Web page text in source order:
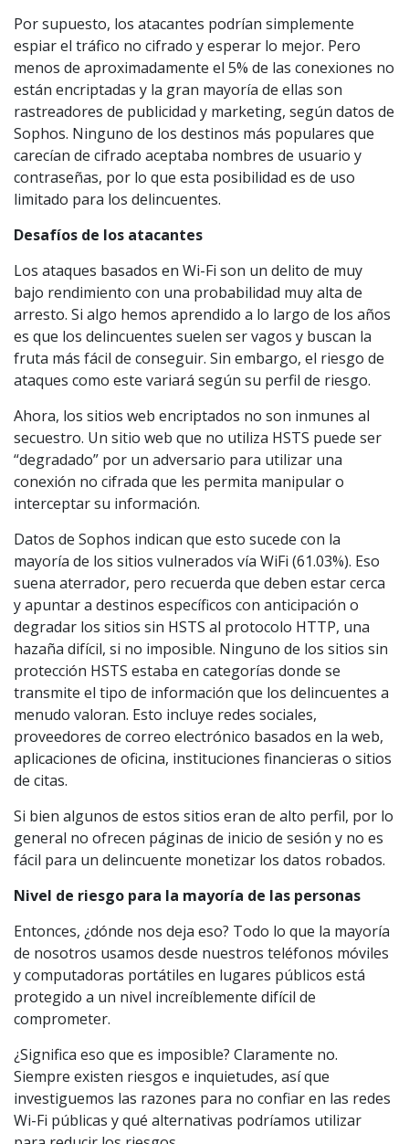
Por supuesto, los atacantes podrían simplemente
espiar el tráfico no cifrado y esperar lo mejor. Pero
menos de aproximadamente el 5% de las conexiones no
están encriptadas y la gran mayoría de ellas son
rastreadores de publicidad y marketing, según datos de
Sophos. Ninguno de los destinos más populares que
carecían de cifrado aceptaba nombres de usuario y
contraseñas, por lo que esta posibilidad es de uso
limitado para los delincuentes.
Desafíos de los atacantes
Los ataques basados ​​en Wi-Fi son un delito de muy
bajo rendimiento con una probabilidad muy alta de
arresto. Si algo hemos aprendido a lo largo de los años
es que los delincuentes suelen ser vagos y buscan la
fruta más fácil de conseguir. Sin embargo, el riesgo de
ataques como este variará según su perfil de riesgo.
Ahora, los sitios web encriptados no son inmunes al
secuestro. Un sitio web que no utiliza HSTS puede ser
“degradado” por un adversario para utilizar una
conexión no cifrada que les permita manipular o
interceptar su información.
Datos de Sophos indican que esto sucede con la
mayoría de los sitios vulnerados vía WiFi (61.03%). Eso
suena aterrador, pero recuerda que deben estar cerca
y apuntar a destinos específicos con anticipación o
degradar los sitios sin HSTS al protocolo HTTP, una
hazaña difícil, si no imposible. Ninguno de los sitios sin
protección HSTS estaba en categorías donde se
transmite el tipo de información que los delincuentes a
menudo valoran. Esto incluye redes sociales,
proveedores de correo electrónico basados ​​en la web,
aplicaciones de oficina, instituciones financieras o sitios
de citas.
Si bien algunos de estos sitios eran de alto perfil, por lo
general no ofrecen páginas de inicio de sesión y no es
fácil para un delincuente monetizar los datos robados.
Nivel de riesgo para la mayoría de las personas
Entonces, ¿dónde nos deja eso? Todo lo que la mayoría
de nosotros usamos desde nuestros teléfonos móviles
y computadoras portátiles en lugares públicos está
protegido a un nivel increíblemente difícil de
comprometer.
¿Significa eso que es imposible? Claramente no.
Siempre existen riesgos e inquietudes, así que
investiguemos las razones para no confiar en las redes
Wi-Fi públicas y qué alternativas podríamos utilizar